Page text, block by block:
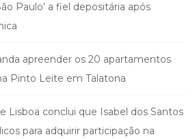
Paulo’ a fiel depositária após
apreender os 20 apartamentos
Pinto Leite em Talatona
Lisboa conclui que Isabel dos Santos
para adquirir participação na